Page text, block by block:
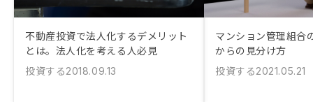
不動産投資で法人化するデメリット
とは。法人化を考える人必見
投資する2018.09.13
マンション管理組合
からの見分け方
投資する2021.05.21